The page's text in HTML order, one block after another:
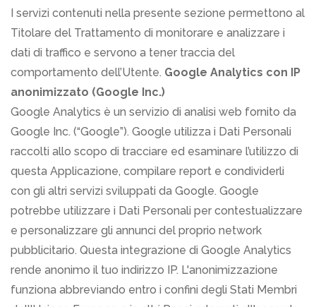
I servizi contenuti nella presente sezione permettono al
Titolare del Trattamento di monitorare e analizzare i
dati di traffico e servono a tener traccia del
comportamento dell’Utente. Google Analytics con IP
anonimizzato (Google Inc.)
Google Analytics è un servizio di analisi web fornito da
Google Inc. (“Google”). Google utilizza i Dati Personali
raccolti allo scopo di tracciare ed esaminare l’utilizzo di
questa Applicazione, compilare report e condividerli
con gli altri servizi sviluppati da Google. Google
potrebbe utilizzare i Dati Personali per contestualizzare
e personalizzare gli annunci del proprio network
pubblicitario. Questa integrazione di Google Analytics
rende anonimo il tuo indirizzo IP. L'anonimizzazione
funziona abbreviando entro i confini degli Stati Membri